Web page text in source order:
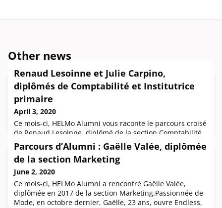
Other news
Renaud Lesoinne et Julie Carpino,
diplômés de Comptabilité et Institutrice
primaire
April 3, 2020
Ce mois-ci, HELMo Alumni vous raconte le parcours croisé
de Renaud Lesoinne, diplômé de la section Comptabilité
en 2010 et de Julie Carpino, diplômée de la section
Institutrice primaire la même année. Lors du concours de
talents The HELMo Art Show, Renaud accompagnait nos
chanteurs à la batterie et Julie était membre du
jury. HELMo Alumni vous raconte leur histoire.Deux mots
résument ce qui les ra
Parcours d’Alumni : Gaëlle Valée, diplômée
de la section Marketing
June 2, 2020
Ce mois-ci, HELMo Alumni a rencontré Gaëlle Valée,
diplômée en 2017 de la section Marketing.Passionnée de
Mode, en octobre dernier, Gaëlle, 23 ans, ouvre Endless,